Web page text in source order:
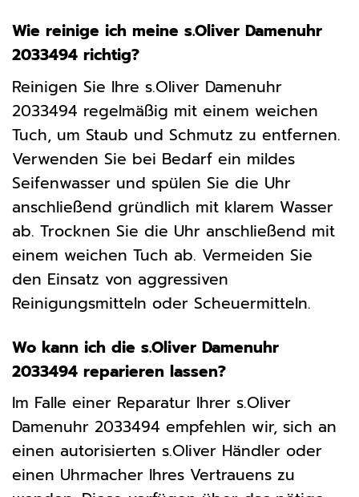
Wie reinige ich meine s.Oliver Damenuhr
2033494 richtig?
Reinigen Sie Ihre s.Oliver Damenuhr
2033494 regelmäßig mit einem weichen
Tuch, um Staub und Schmutz zu entfernen.
Verwenden Sie bei Bedarf ein mildes
Seifenwasser und spülen Sie die Uhr
anschließend gründlich mit klarem Wasser
ab. Trocknen Sie die Uhr anschließend mit
einem weichen Tuch ab. Vermeiden Sie
den Einsatz von aggressiven
Reinigungsmitteln oder Scheuermitteln.
Wo kann ich die s.Oliver Damenuhr
2033494 reparieren lassen?
Im Falle einer Reparatur Ihrer s.Oliver
Damenuhr 2033494 empfehlen wir, sich an
einen autorisierten s.Oliver Händler oder
einen Uhrmacher Ihres Vertrauens zu